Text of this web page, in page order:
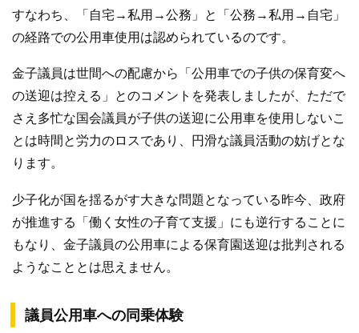
すなわち、「自宅→私用→公務」と「公務→私用→自宅」
の経路での公用車使用は認められているのです。
金子議員は世間への配慮から「公用車での子供の保育変へ
の送迎は控える」とのコメントを発表しましたが、ただで
さえ多忙な国会議員が子供の送迎に公用車を使用しないこ
とは時間と労力のロスであり、円滑な議員活動の妨げとな
ります。
少子化が国を揺るがす大きな問題となっている昨今、政府
が推進する「働く女性の子育て支援」にも逆行することに
もなり、金子議員の公用車による保育園送迎は批判される
ようなこととは思えません。
議員公用車への同乗体験